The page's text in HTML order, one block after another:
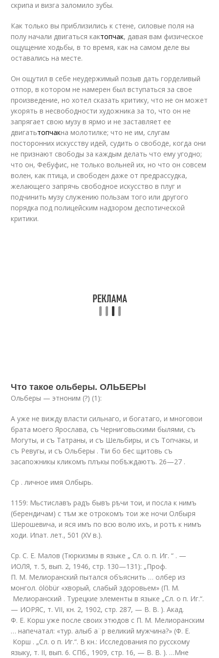
скрипа и визга заломило зубы.
Как только вы приблизились к стене, силовые поля на
полу начали двигаться кактопчак, давая вам физическое
ощущение ходьбы, в то время, как на самом деле вы
оставались на месте.
Он ощутил в себе неудержимый позыв дать горделивый
отпор, в котором не намерен был вступаться за свое
произведение, но хотел сказать критику, что не он может
укорять в несвободности художника за то, что он не
запрягает свою музу в ярмо и не заставляет ее
двигатьтопчакна молотилке; что не им, слугам
посторонних искусству идей, судить о свободе, когда они
не признают свободы за каждым делать что ему угодно;
что он, Фебуфис, не только вольней их, но что он совсем
волен, как птица, и свободен даже от предрассудка,
желающего запрячь свободное искусство в плуг и
подчинить музу служению пользам того или другого
порядка под полицейским надзором деспотической
критики.
Что такое ольберы. ОЛЬБЕРЫ
Ольберы — этноним (?) (1):
А уже не вижду власти сильнаго, и богатаго, и многовои
брата моего Ярослава, съ Черниговьскими былями, съ
Могуты, и съ Татраны, и съ Шельбиры, и съ Топчакы, и
съ Ревугы, и съ Ольберы . Тіи бо бес щитовь съ
засапожникы кликомъ плъкы побѣждаютъ. 26—27 .
Ср . личное имя Олбырь.
1159: Мьстиславъ радъ бывъ рѣчи тои, и посла к нимъ
(берендичам) с тѣм же отрокомъ тои же ночи Олбыря
Шерошевича, и яся имъ по всю волю ихъ, и ротѣ к нимъ
ходи. Ипат. лет., 501 (XV в.).
Ср. С. Е. Малов (Тюркизмы в языке „ Сл. о. п. Иг. “ . —
ИОЛЯ, т. 5, вып. 2, 1946, стр. 130—131): „Проф.
П. М. Мелиоранский пытался объяснить … олбер из
монгол. ölöbür «хворый, слабый здоровьем» (П. М.
Мелиоранский . Турецкие элементы в языке „Сл. о п. Иг.“.
— ИОРЯС, т. VII, кн. 2, 1902, стр. 287, — В. В. ). Акад.
Ф. Е. Корш уже после своих этюдов с П. М. Мелиоранским
… напечатал: «тур. алыб a¨р великий мужчина?» (Ф. Е.
Корш . „Сл. о п. Иг.“. В кн.: Исследования по русскому
языку, т. II, вып. 6. СПб., 1909, стр. 16, — В. В. ). …Мне